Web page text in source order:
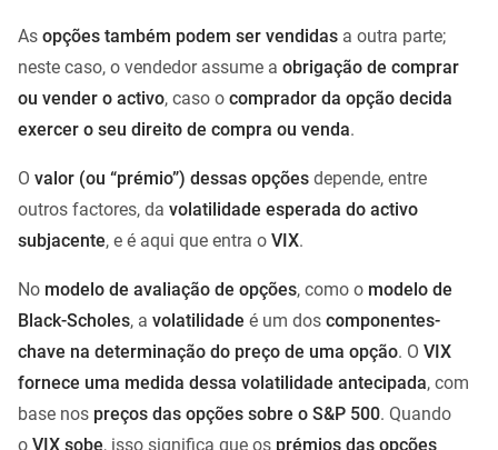
As opções também podem ser vendidas a outra parte;
neste caso, o vendedor assume a obrigação de comprar
ou vender o activo, caso o comprador da opção decida
exercer o seu direito de compra ou venda.
O valor (ou “prémio”) dessas opções depende, entre
outros factores, da volatilidade esperada do activo
subjacente, e é aqui que entra o VIX.
No modelo de avaliação de opções, como o modelo de
Black-Scholes, a volatilidade é um dos componentes-
chave na determinação do preço de uma opção. O VIX
fornece uma medida dessa volatilidade antecipada, com
base nos preços das opções sobre o S&P 500. Quando
o VIX sobe, isso significa que os prémios das opções